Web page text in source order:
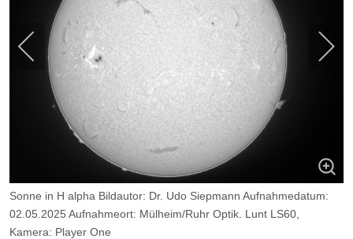
Sonne in H alpha Bildautor: Dr. Udo Siepmann Aufnahmedatum:
02.05.2025 Aufnahmeort: Mülheim/Ruhr Optik. Lunt LS60,
Kamera: Player One